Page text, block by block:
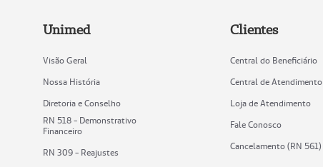
Unimed
Visão Geral
Nossa História
Diretoria e Conselho
RN 518 - Demonstrativo
Financeiro
RN 309 - Reajustes
Clientes
Central do Beneficiário
Central de Atendimento
Loja de Atendimento
Fale Conosco
Cancelamento (RN 561)